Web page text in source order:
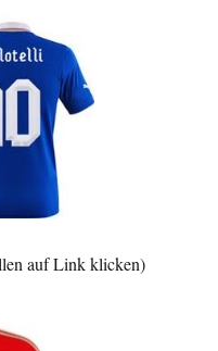
auf Link klicken)